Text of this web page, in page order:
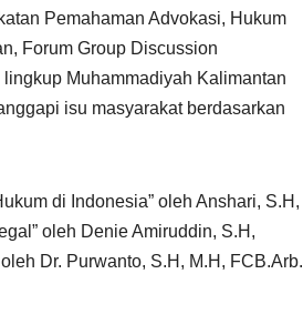
Pemahaman Advokasi, Hukum
Forum Group Discussion
Muhammadiyah Kalimantan
isu masyarakat berdasarkan
di Indonesia” oleh Anshari, S.H,
oleh Denie Amiruddin, S.H,
Dr. Purwanto, S.H, M.H, FCB.Arb.